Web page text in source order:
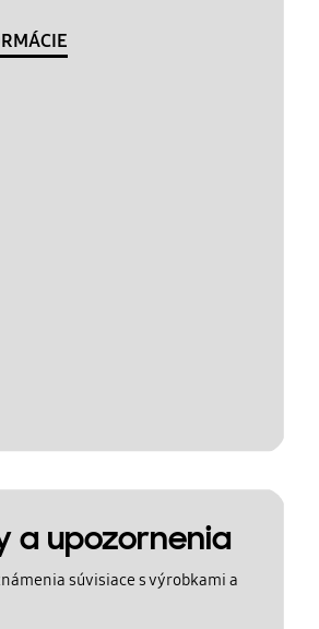
a upozornenia
súvisiace s výrobkami a